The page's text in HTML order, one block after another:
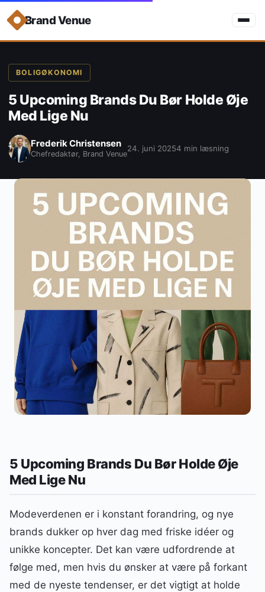
Brand Venue
BOLIGØKONOMI
5 Upcoming Brands Du Bør Holde Øje
Med Lige Nu
Frederik Christensen
Chefredaktør, Brand Venue
24. juni 20254 min læsning
5 Upcoming Brands Du Bør Holde Øje
Med Lige Nu
Modeverdenen er i konstant forandring, og nye
brands dukker op hver dag med friske idéer og
unikke koncepter. Det kan være udfordrende at
følge med, men hvis du ønsker at være på forkant
med de nyeste tendenser, er det vigtigt at holde